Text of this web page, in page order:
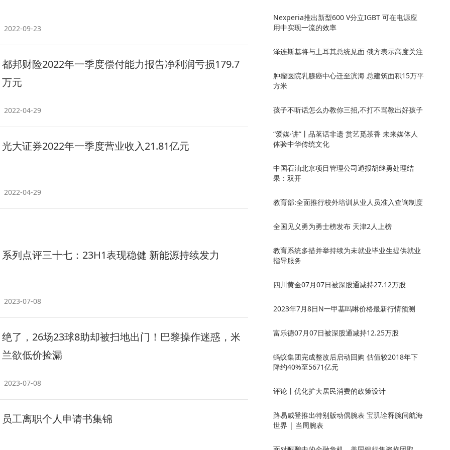
2022-09-23
都邦财险2022年一季度偿付能力报告净利润亏损179.7
万元
2022-04-29
光大证券2022年一季度营业收入21.81亿元
2022-04-29
系列点评三十七：23H1表现稳健 新能源持续发力
2023-07-08
绝了，26场23球8助却被扫地出门！巴黎操作迷惑，米
兰欲低价捡漏
2023-07-08
员工离职个人申请书集锦
Nexperia推出新型600 V分立IGBT 可在电源应
用中实现一流的效率
泽连斯基将与土耳其总统见面 俄方表示高度关注
肿瘤医院乳腺癌中心迁至滨海 总建筑面积15万平
方米
孩子不听话怎么办教你三招,不打不骂教出好孩子
“爱媒·讲”丨品茗话非遗 赏艺觅茶香 未来媒体人
体验中华传统文化
中国石油北京项目管理公司通报胡继勇处理结
果：双开
教育部:全面推行校外培训从业人员准入查询制度
全国见义勇为勇士榜发布 天津2人上榜
教育系统多措并举持续为未就业毕业生提供就业
指导服务
四川黄金07月07日被深股通减持27.12万股
2023年7月8日N一甲基吗啉价格最新行情预测
富乐德07月07日被深股通减持12.25万股
蚂蚁集团完成整改后启动回购 估值较2018年下
降约40%至5671亿元
评论丨优化扩大居民消费的政策设计
路易威登推出特别版动偶腕表 宝玑诠释腕间航海
世界 | 当周腕表